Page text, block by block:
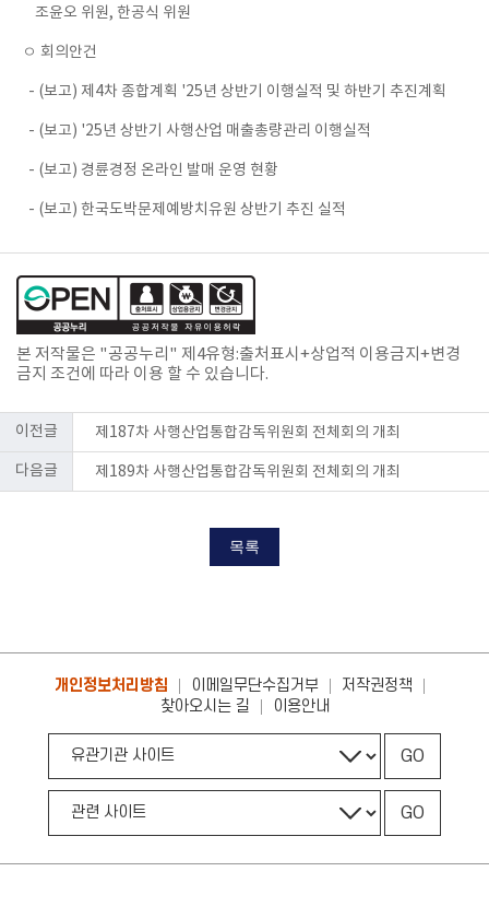
조윤오 위원, 한공식 위원
ㅇ 회의안건
- (보고) 제4차 종합계획 '25년 상반기 이행실적 및 하반기 추진계획
- (보고) '25년 상반기 사행산업 매출총량관리 이행실적
- (보고) 경륜경정 온라인 발매 운영 현황
- (보고) 한국도박문제예방치유원 상반기 추진 실적
본 저작물은 "공공누리" 제4유형:출처표시+상업적 이용금지+변경
금지 조건에 따라 이용 할 수 있습니다.
이전글 제187차 사행산업통합감독위원회 전체회의 개최
다음글 제189차 사행산업통합감독위원회 전체회의 개최
목록
개인정보처리방침 이메일무단수집거부
저작권정책
찾아오시는 길
이용안내
GO
GO